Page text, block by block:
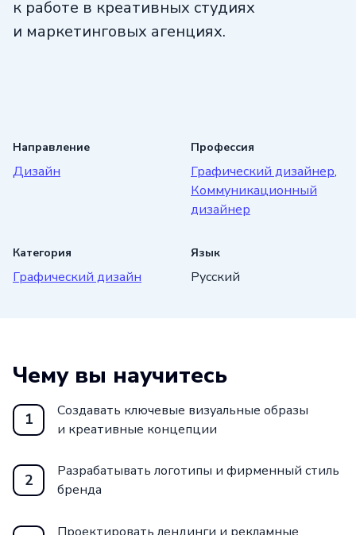
к работе в креативных студиях
и маркетинговых агенциях.
Направление
Дизайн
Профессия
Графический дизайнер,
Коммуникационный
дизайнер
Категория
Графический дизайн
Язык
Русский
Чему вы научитесь
1
Создавать ключевые визуальные образы
и креативные концепции
2
Разрабатывать логотипы и фирменный стиль
бренда